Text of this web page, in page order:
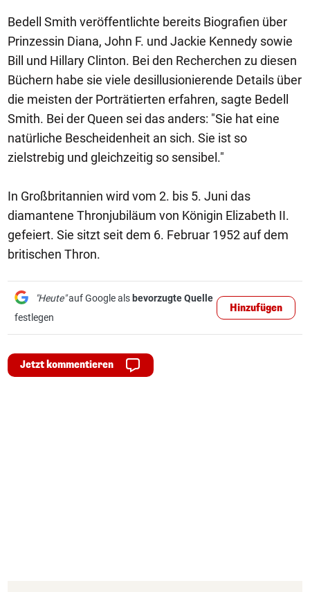
Bedell Smith veröffentlichte bereits Biografien über
Prinzessin Diana, John F. und Jackie Kennedy sowie
Bill und Hillary Clinton. Bei den Recherchen zu diesen
Büchern habe sie viele desillusionierende Details über
die meisten der Porträtierten erfahren, sagte Bedell
Smith. Bei der Queen sei das anders: "Sie hat eine
natürliche Bescheidenheit an sich. Sie ist so
zielstrebig und gleichzeitig so sensibel."
In Großbritannien wird vom 2. bis 5. Juni das
diamantene Thronjubiläum von Königin Elizabeth II.
gefeiert. Sie sitzt seit dem 6. Februar 1952 auf dem
britischen Thron.
"Heute"auf Google als bevorzugte Quelle
festlegen
Hinzufügen
Jetzt kommentieren